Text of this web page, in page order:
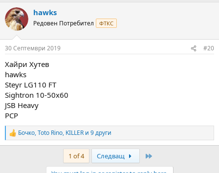
c
t
i
s
hawks
Редовен Потребител ФТКС
30 Септември 2019 #20
Хайри Хутев
hawks
Steyr LG110 FT
Sightron 10-50x60
JSB Heavy
PCP
R
e
Бочко,Toto Rino, KILLER и 9 други
1 of 4 Следващ